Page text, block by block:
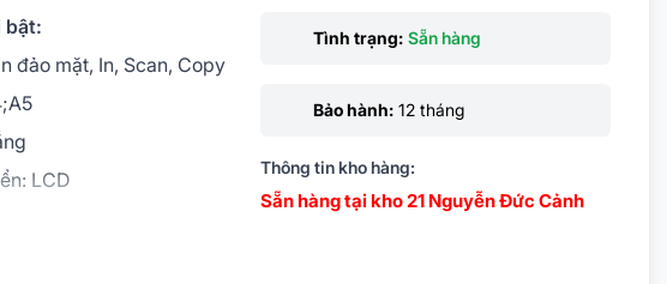
bật:
đảo mặt, In, Scan, Copy
LCD
Tình trạng: Sẵn hàng
Bảo hành:12 tháng
Thông tin kho hàng:
Sẵn hàng tại kho 21 Nguyễn Đức Cảnh